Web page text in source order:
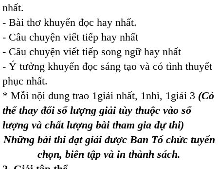
nhất.
- Bài thơ khuyến đọc hay nhất.
- Câu chuyện viết tiếp hay nhất
- Câu chuyện viết tiếp song ngữ hay nhất
- Ý tưởng khuyến đọc sáng tạo và có tình thuyết
phục nhất.
* Mỗi nội dung trao 1giải nhất, 1nhì, 1giải 3 (Có
thể thay đổi số lượng giải tùy thuộc vào số
lượng và chất lượng bài tham gia dự thi)
Những bài thi đạt giải được Ban Tổ chức tuyển
chọn, biên tập và in thành sách.